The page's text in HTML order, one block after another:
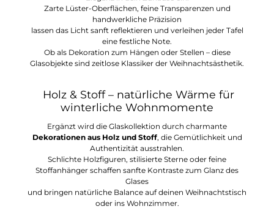
Zarte Lüster-Oberflächen, feine Transparenzen und
handwerkliche Präzision
lassen das Licht sanft reflektieren und verleihen jeder Tafel
eine festliche Note.
Ob als Dekoration zum Hängen oder Stellen – diese
Glasobjekte sind zeitlose Klassiker der Weihnachtsästhetik.
Holz & Stoff – natürliche Wärme für
winterliche Wohnmomente
Ergänzt wird die Glaskollektion durch charmante
Dekorationen aus Holz und Stoff, die Gemütlichkeit und
Authentizität ausstrahlen.
Schlichte Holzfiguren, stilisierte Sterne oder feine
Stoffanhänger schaffen sanfte Kontraste zum Glanz des
Glases
und bringen natürliche Balance auf deinen Weihnachtstisch
oder ins Wohnzimmer.